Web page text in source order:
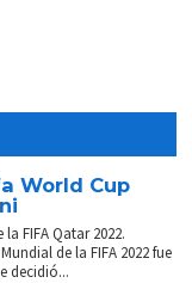
World Cup
FIFA Qatar 2022.
de la FIFA 2022 fue
decidió...